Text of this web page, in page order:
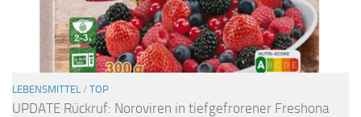
LEBENSMITTEL / TOP
UPDATE Rückruf: Noroviren in tiefgefrorener Freshona